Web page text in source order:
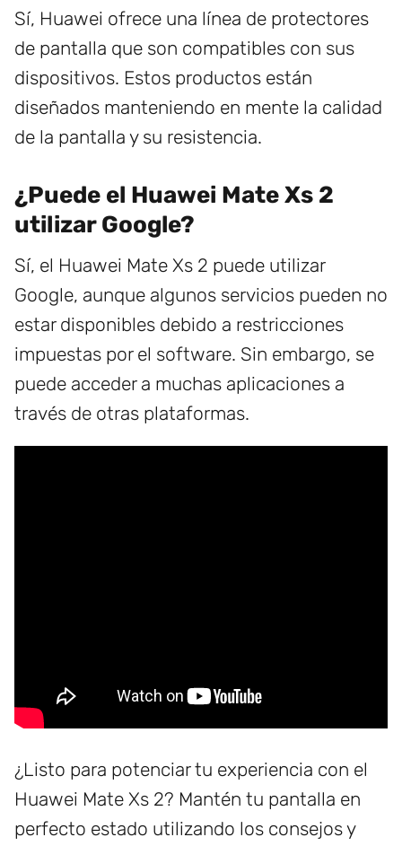
Sí, Huawei ofrece una línea de protectores
de pantalla que son compatibles con sus
dispositivos. Estos productos están
diseñados manteniendo en mente la calidad
de la pantalla y su resistencia.
¿Puede el Huawei Mate Xs 2
utilizar Google?
Sí, el Huawei Mate Xs 2 puede utilizar
Google, aunque algunos servicios pueden no
estar disponibles debido a restricciones
impuestas por el software. Sin embargo, se
puede acceder a muchas aplicaciones a
través de otras plataformas.
¿Listo para potenciar tu experiencia con el
Huawei Mate Xs 2? Mantén tu pantalla en
perfecto estado utilizando los consejos y